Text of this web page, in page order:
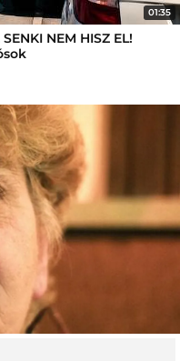
01:35
NEM HISZ EL!